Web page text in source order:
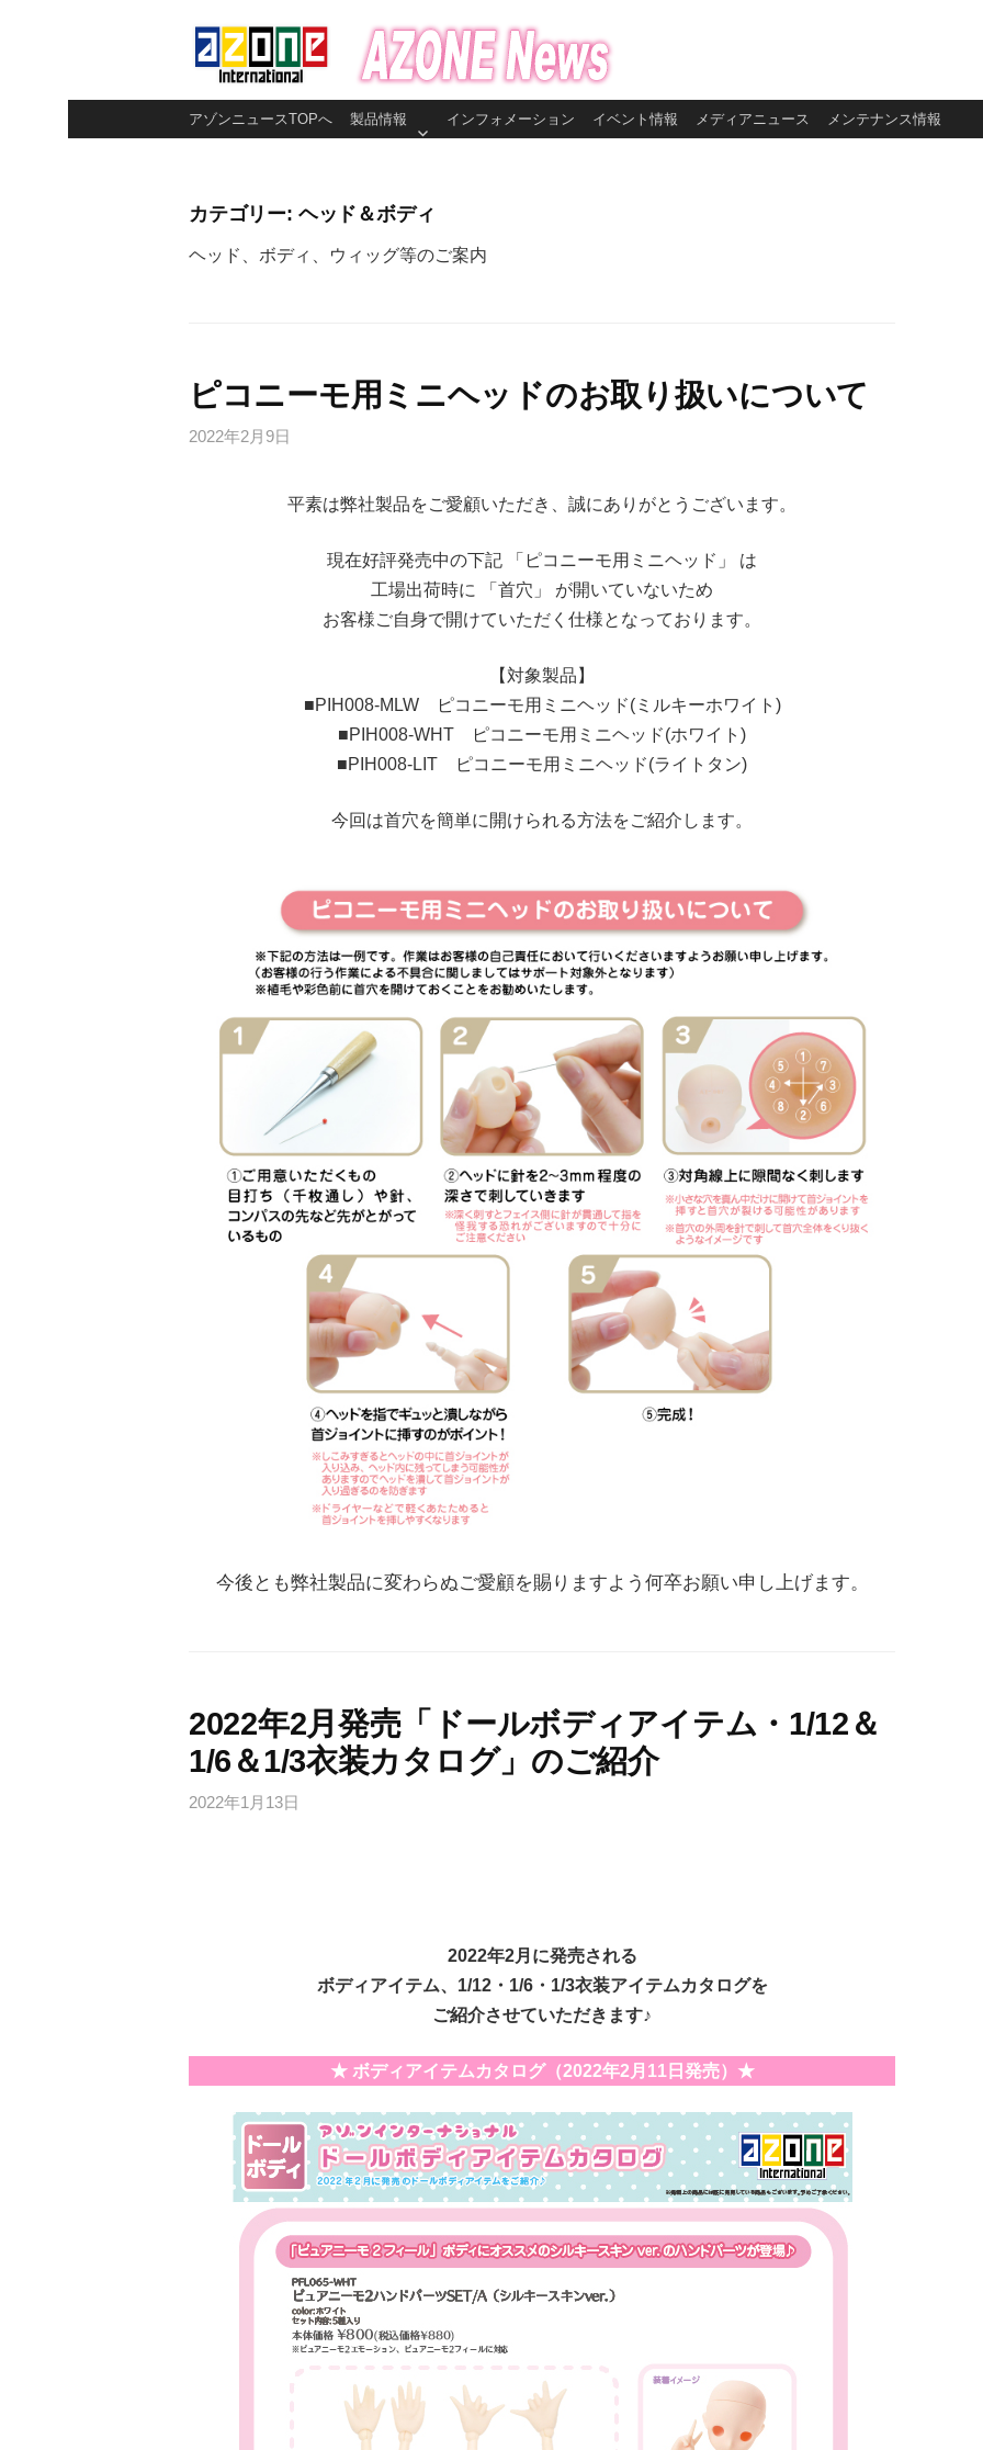
ン
アゾンニュースTOPへ 製品情報 インフォメーション イベント情報 メディアニュース メンテナンス情報
カテゴリー: ヘッド＆ボディ
ヘッド、ボディ、ウィッグ等のご案内
ピコニーモ用ミニヘッドのお取り扱いについて
2022年2月9日
平素は弊社製品をご愛顧いただき、誠にありがとうございます。
現在好評発売中の下記 「ピコニーモ用ミニヘッド」 は
工場出荷時に 「首穴」 が開いていないため
お客様ご自身で開けていただく仕様となっております。
【対象製品】
■PIH008-MLW ピコニーモ用ミニヘッド(ミルキーホワイト)
■PIH008-WHT ピコニーモ用ミニヘッド(ホワイト)
■PIH008-LIT ピコニーモ用ミニヘッド(ライトタン)
今回は首穴を簡単に開けられる方法をご紹介します。
今後とも弊社製品に変わらぬご愛顧を賜りますよう何卒お願い申し上げます。
2022年2月発売「ドールボディアイテム・1/12＆
1/6＆1/3衣装カタログ」のご紹介
2022年1月13日
2022年2月に発売される
ボディアイテム、1/12・1/6・1/3衣装アイテムカタログを
ご紹介させていただきます♪
★ ボディアイテムカタログ（2022年2月11日発売）★